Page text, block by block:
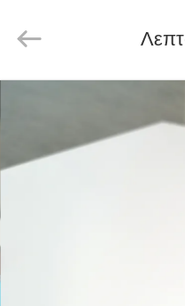
ΠΡΟΪΌΝΤΑ
ΣΧΕΤΙΚΆ
Co.,
Reserved.